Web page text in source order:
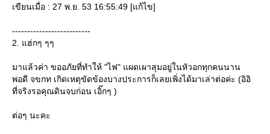
เขียนเมื่อ : 27 พ.ย. 53 16:55:49 [แก้ไข]
--------------------------
2. แฮ่กๆ ๆๆ
มาแล้วค่า ขออภัยที่ทำให้ "ไฟ" แผดเผาสุมอยู่ในหัวอกทุกคนนาน
พอดี จขกท เกิดเหตุขัดข้องบางประการก็เลยเพิ่งได้มาเล่าต่อค่ะ (อิอิ
ที่จริงรอคุณดินจบก่อน เอิ๊กๆ )
ต่อๆ นะคะ